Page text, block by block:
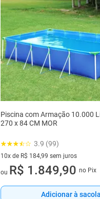
Piscina com Armação 10.000
270 x 84 CM MOR
3.9 (99)
10x de R$ 184,99 sem juros
10 vez de R$ 184,99 sem juros
ou R$ 1.849,90 no Pix
Adicionar à sacola